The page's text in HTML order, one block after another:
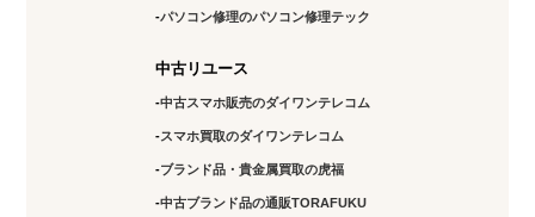
パソコン修理のパソコン修理テック
中古リユース
中古スマホ販売のダイワンテレコム
スマホ買取のダイワンテレコム
ブランド品・貴金属買取の虎福
中古ブランド品の通販TORAFUKU